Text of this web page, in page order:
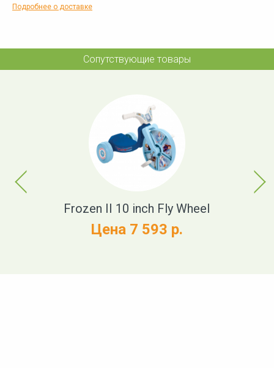
Подробнее о доставке
Сопутствующие товары
Previous
Frozen II 10 inch Fly Wheel
Цена 7 593 р.
Next